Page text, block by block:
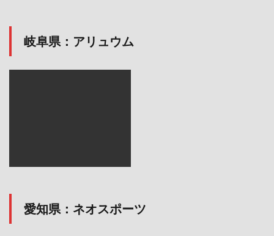
岐阜県：アリュウム
愛知県：ネオスポーツ